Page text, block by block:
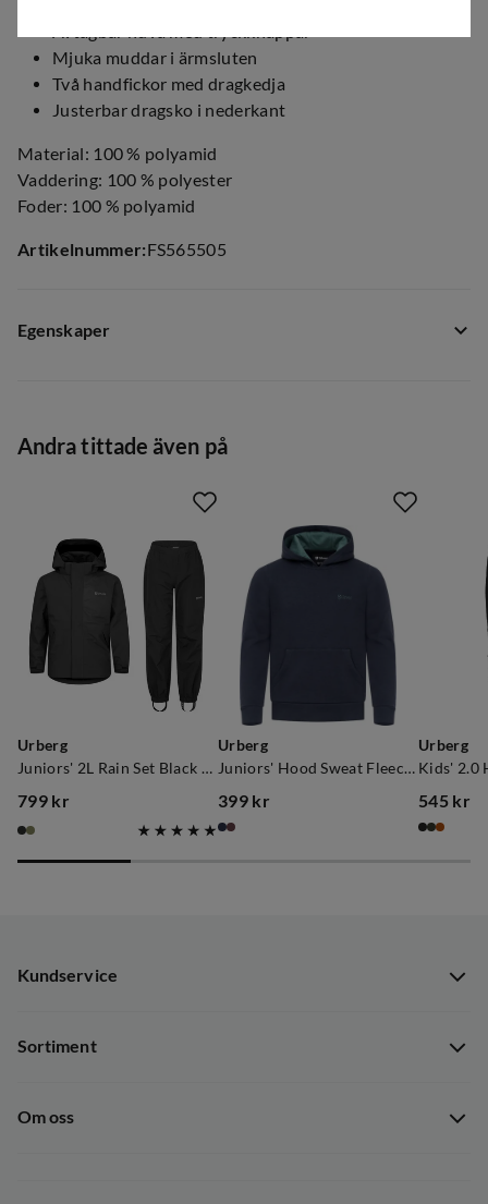
Mjuka muddar i ärmsluten
Två handfickor med dragkedja
Justerbar dragsko i nederkant
Material: 100 % polyamid
Vaddering: 100 % polyester
Foder: 100 % polyamid
Artikelnummer:FS565505
Egenskaper
Storlek :110/116
Andra tittade även på
Urberg
Juniors' 2L Rain Set Black Beauty
price
799 kr
Urberg
Juniors' Hood Sweat Fleece Blue Nights
price
399 kr
Urberg
price
545 kr
Kundservice
Dataskyddspolicy
Sortiment
Om oss